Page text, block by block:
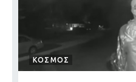
ΚΟΣΜΟΣ